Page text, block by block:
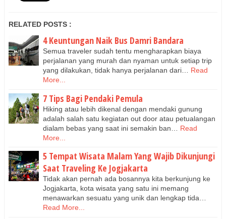
RELATED POSTS :
4 Keuntungan Naik Bus Damri Bandara
Semua traveler sudah tentu mengharapkan biaya
perjalanan yang murah dan nyaman untuk setiap trip
yang dilakukan, tidak hanya perjalanan dari…
Read
More...
7 Tips Bagi Pendaki Pemula
Hiking atau lebih dikenal dengan mendaki gunung
adalah salah satu kegiatan out door atau petualangan
dialam bebas yang saat ini semakin ban…
Read
More...
5 Tempat Wisata Malam Yang Wajib Dikunjungi
Saat Traveling Ke Jogjakarta
Tidak akan pernah ada bosannya kita berkunjung ke
Jogjakarta, kota wisata yang satu ini memang
menawarkan sesuatu yang unik dan lengkap tida…
Read More...